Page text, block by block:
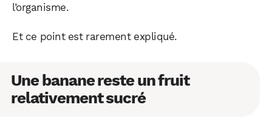
l’organisme.
Et ce point est rarement expliqué.
Une banane reste un fruit
relativement sucré